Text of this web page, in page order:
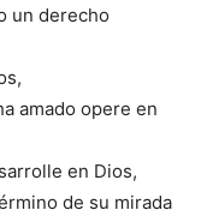
un derecho
amado opere en
en Dios,
de su mirada